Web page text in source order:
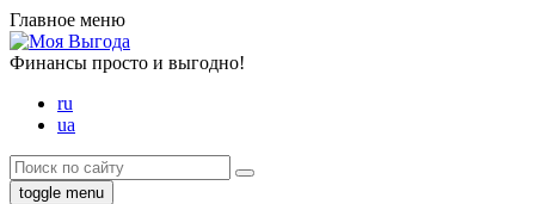
Главное меню
Финансы просто и выгодно!
ru
ua
toggle menu